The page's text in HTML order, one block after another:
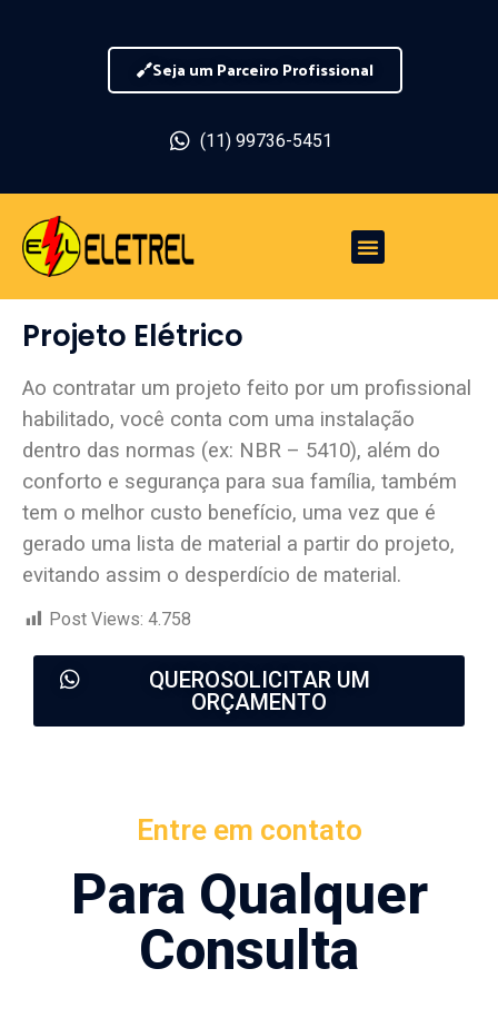
Seja um Parceiro Profissional
(11) 99736-5451
Projeto Elétrico
Ao contratar um projeto feito por um profissional
habilitado, você conta com uma instalação
dentro das normas (ex: NBR – 5410), além do
conforto e segurança para sua família, também
tem o melhor custo benefício, uma vez que é
gerado uma lista de material a partir do projeto,
evitando assim o desperdício de material.
Post Views: 4.758
QUEROSOLICITAR UM
ORÇAMENTO
Entre em contato
Para Qualquer
Consulta